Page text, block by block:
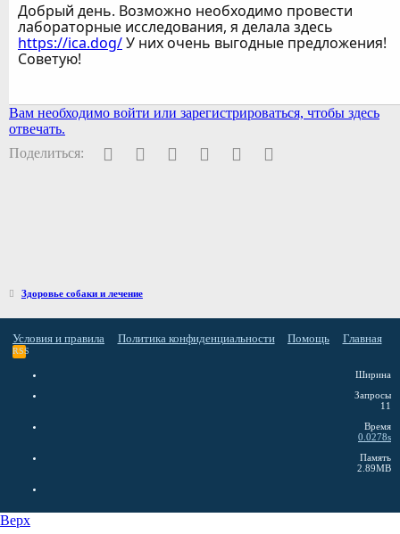
Добрый день. Возможно необходимо провести
лабораторные исследования, я делала здесь
https://ica.dog/У них очень выгодные предложения!
Советую!
Вам необходимо войти или зарегистрироваться, чтобы здесь
отвечать.
Поделиться:
Facebook
Twitter PinterestWhatsAppЭлектронная почта
Здоровье собаки и лечение
Условия и правила Политика конфиденциальности Помощь Главная
RSS
Ширина
Запросы
11
Время
0.0278s
Память
2.89MB
Верх